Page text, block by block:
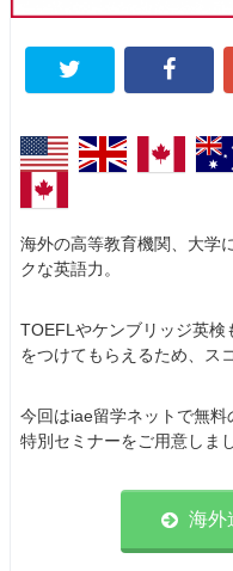
海外の高等教育機関、大学
クな英語力。
TOEFLやケンブリッジ英検
をつけてもらえるため、ス
今回はiae留学ネットで無料
特別セミナーをご用意しま
海外